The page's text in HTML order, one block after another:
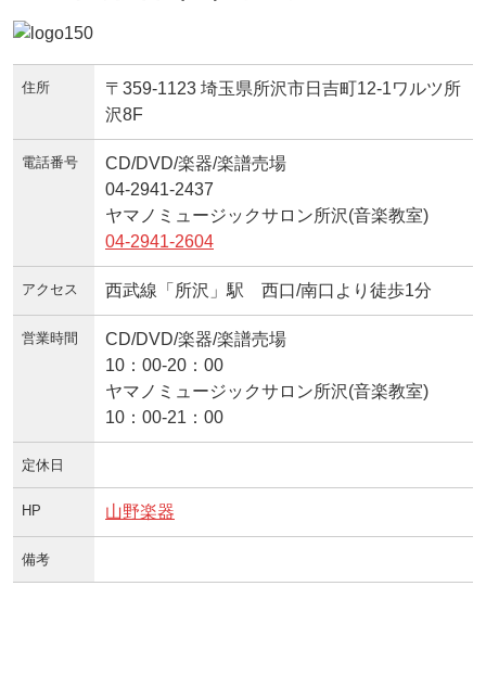
住所
〒359-1123 埼玉県所沢市日吉町12-1ワルツ所
沢8F
電話番号
CD/DVD/楽器/楽譜売場
04-2941-2437
ヤマノミュージックサロン所沢(音楽教室)
04-2941-2604
アクセス 西武線「所沢」駅 西口/南口より徒歩1分
営業時間
CD/DVD/楽器/楽譜売場
10：00-20：00
ヤマノミュージックサロン所沢(音楽教室)
10：00-21：00
定休日
HP 山野楽器
備考